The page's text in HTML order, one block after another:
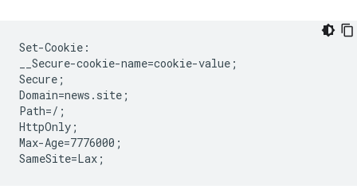
Set-Cookie:
__Secure-cookie-name=cookie-value;
Secure;
Domain=news.site;
Path=/;
HttpOnly;
Max-Age=7776000;